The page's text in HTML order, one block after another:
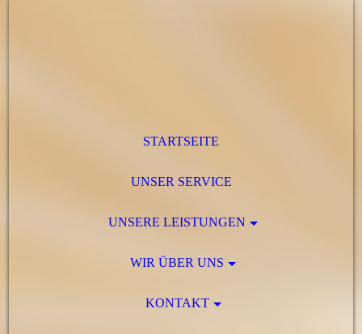
STARTSEITE
UNSER SERVICE
UNSERE LEISTUNGEN
WIR ÜBER UNS
KONTAKT